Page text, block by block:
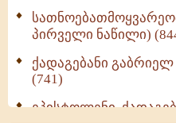
პირველი ნაწილი)
ქადაგებანი
(741)
ეპისტოლენი,